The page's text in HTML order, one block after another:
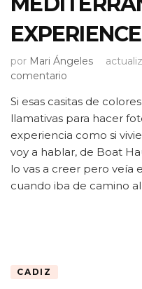
EXPERIENCE
por Mari Ángeles
comentario
HAUS
EXPERIENCE
Si esas casitas de
llamativas para hacer
experiencia como si
voy a hablar, de Boat
lo vas a creer pero veía
cuando iba de camino
CADIZ